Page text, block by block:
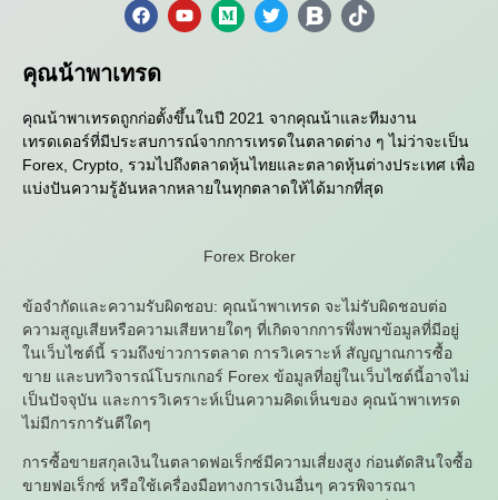
คุณน้าพาเทรด
คุณน้าพาเทรดถูกก่อตั้งขึ้นในปี 2021 จากคุณน้าและทีมงาน
เทรดเดอร์ที่มีประสบการณ์จากการเทรดในตลาดต่าง ๆ ไม่ว่าจะเป็น
Forex, Crypto, รวมไปถึงตลาดหุ้นไทยและตลาดหุ้นต่างประเทศ เพื่อ
แบ่งปันความรู้อันหลากหลายในทุกตลาดให้ได้มากที่สุด
Forex Broker
ข้อจำกัดและความรับผิดชอบ: คุณน้าพาเทรด จะไม่รับผิดชอบต่อ
ความสูญเสียหรือความเสียหายใดๆ ที่เกิดจากการพึ่งพาข้อมูลที่มีอยู่
ในเว็บไซต์นี้ รวมถึงข่าวการตลาด การวิเคราะห์ สัญญาณการซื้อ
ขาย และบทวิจารณ์โบรกเกอร์ Forex ข้อมูลที่อยู่ในเว็บไซต์นี้อาจไม่
เป็นปัจจุบัน และการวิเคราะห์เป็นความคิดเห็นของ คุณน้าพาเทรด
ไม่มีการการันตีใดๆ
การซื้อขายสกุลเงินในตลาดฟอเร็กซ์มีความเสี่ยงสูง ก่อนตัดสินใจซื้อ
ขายฟอเร็กซ์ หรือใช้เครื่องมือทางการเงินอื่นๆ ควรพิจารณา